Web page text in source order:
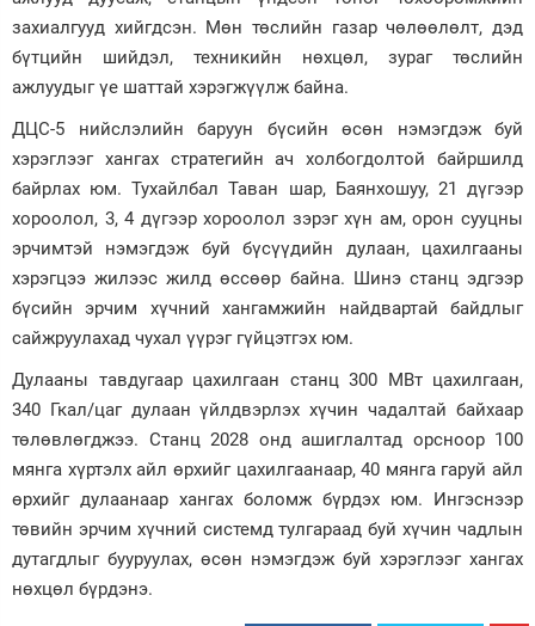
захиалгууд хийгдсэн. Мөн төслийн газар чөлөөлөлт, дэд
бүтцийн шийдэл, техникийн нөхцөл, зураг төслийн
ажлуудыг үе шаттай хэрэгжүүлж байна.
ДЦС-5 нийслэлийн баруун бүсийн өсөн нэмэгдэж буй
хэрэглээг хангах стратегийн ач холбогдолтой байршилд
байрлах юм. Тухайлбал Таван шар, Баянхошуу, 21 дүгээр
хороолол, 3, 4 дүгээр хороолол зэрэг хүн ам, орон сууцны
эрчимтэй нэмэгдэж буй бүсүүдийн дулаан, цахилгааны
хэрэгцээ жилээс жилд өссөөр байна. Шинэ станц эдгээр
бүсийн эрчим хүчний хангамжийн найдвартай байдлыг
сайжруулахад чухал үүрэг гүйцэтгэх юм.
Дулааны тавдугаар цахилгаан станц 300 МВт цахилгаан,
340 Гкал/цаг дулаан үйлдвэрлэх хүчин чадалтай байхаар
төлөвлөгджээ. Станц 2028 онд ашиглалтад орсноор 100
мянга хүртэлх айл өрхийг цахилгаанаар, 40 мянга гаруй айл
өрхийг дулаанаар хангах боломж бүрдэх юм. Ингэснээр
төвийн эрчим хүчний системд тулгараад буй хүчин чадлын
дутагдлыг бууруулах, өсөн нэмэгдэж буй хэрэглээг хангах
нөхцөл бүрдэнэ.